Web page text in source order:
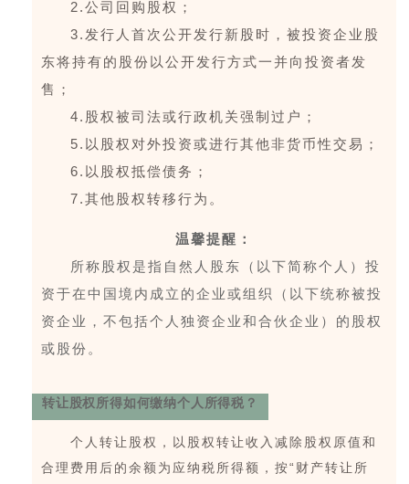
2.公司回购股权；
3.发行人首次公开发行新股时，被投资企业股
东将持有的股份以公开发行方式一并向投资者发
售；
4.股权被司法或行政机关强制过户；
5.以股权对外投资或进行其他非货币性交易；
6.以股权抵偿债务；
7.其他股权转移行为。
温馨提醒 ：
所称股权是指自然人股东（以下简称个人）投
资于在中国境内成立的企业或组织（以下统称被投
资企业，不包括个人独资企业和合伙企业）的股权
或股份。
转让股权所得如何缴纳个人所得税？
个人转让股权，以股权转让收入减除股权原值和
合理费用后的余额为应纳税所得额，按“财产转让所